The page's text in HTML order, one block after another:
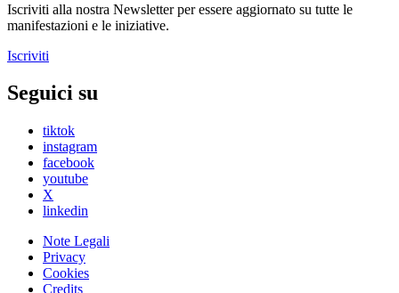
Iscriviti alla nostra Newsletter per essere aggiornato su tutte le
manifestazioni e le iniziative.
Iscriviti
Seguici su
tiktok
instagram
facebook
youtube
X
linkedin
Note Legali
Privacy
Cookies
Credits